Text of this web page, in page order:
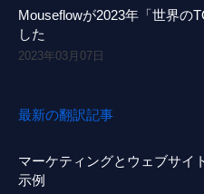
Mouseflowが2023年「世界の
した
2023年03月07日
最新の翻訳記事
マーケティングとウェブサイ
示例